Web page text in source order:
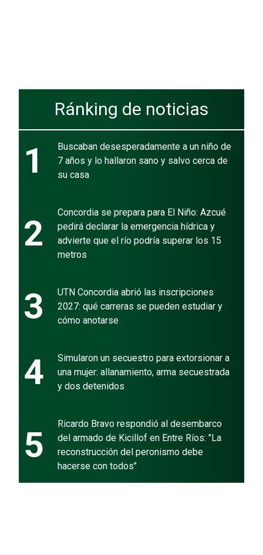
Ránking de noticias
1
Buscaban desesperadamente a un niño de
7 años y lo hallaron sano y salvo cerca de
su casa
2
Concordia se prepara para El Niño: Azcué
pedirá declarar la emergencia hídrica y
advierte que el río podría superar los 15
metros
3
UTN Concordia abrió las inscripciones
2027: qué carreras se pueden estudiar y
cómo anotarse
4
Simularon un secuestro para extorsionar a
una mujer: allanamiento, arma secuestrada
y dos detenidos
5
Ricardo Bravo respondió al desembarco
del armado de Kicillof en Entre Ríos: "La
reconstrucción del peronismo debe
hacerse con todos"